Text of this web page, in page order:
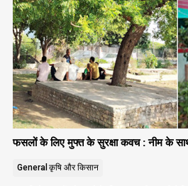
फसलों के लिए मुफ्त के सुरक्षा कवच : नीम के
General कृषि और किसान